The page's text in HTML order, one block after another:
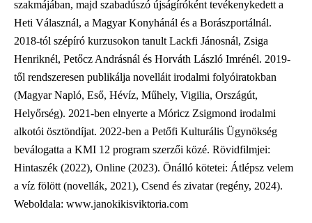
szakmájában, majd szabadúszó újságíróként tevékenykedett a
Heti Válasznál, a Magyar Konyhánál és a Borászportálnál.
2018-tól szépíró kurzusokon tanult Lackfi Jánosnál, Zsiga
Henriknél, Petőcz Andrásnál és Horváth László Imrénél. 2019-
től rendszeresen publikálja novelláit irodalmi folyóiratokban
(Magyar Napló, Eső, Hévíz, Műhely, Vigilia, Országút,
Helyőrség). 2021-ben elnyerte a Móricz Zsigmond irodalmi
alkotói ösztöndíjat. 2022-ben a Petőfi Kulturális Ügynökség
beválogatta a KMI 12 program szerzői közé. Rövidfilmjei:
Hintaszék (2022), Online (2023). Önálló kötetei: Átlépsz velem
a víz fölött (novellák, 2021), Csend és zivatar (regény, 2024).
Weboldala: www.janokikisviktoria.com